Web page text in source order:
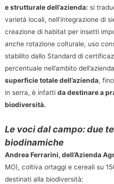
e strutturale dell’azienda: si
varietà locali, nell’integrazione di
creazione di habitat per insetti
anche rotazione colturale, uso
stabilito dallo Standard di
percentuale nell’ambito
superficie totale dell’azienda,
in serra, è infatti da destinare a
biodiversità.
Le voci dal campo: due
biodinamiche
Andrea Ferrarini, dell’Azienda
MO), coltiva ortaggi e cereali su
destinati alla biodiversità: